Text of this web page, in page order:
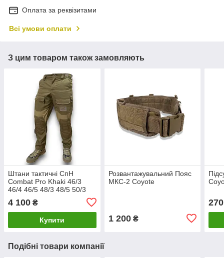
Оплата за реквізитами
Всі умови оплати
З цим товаром також замовляють
Штани тактичні СпН
Combat Pro Khaki 46/3
46/4 46/5 48/3 48/5 50/3
4 100 ₴
Купити
Розвантажувальний Пояс
МКС-2 Coyote
1 200₴
270
Подібні товари компанії